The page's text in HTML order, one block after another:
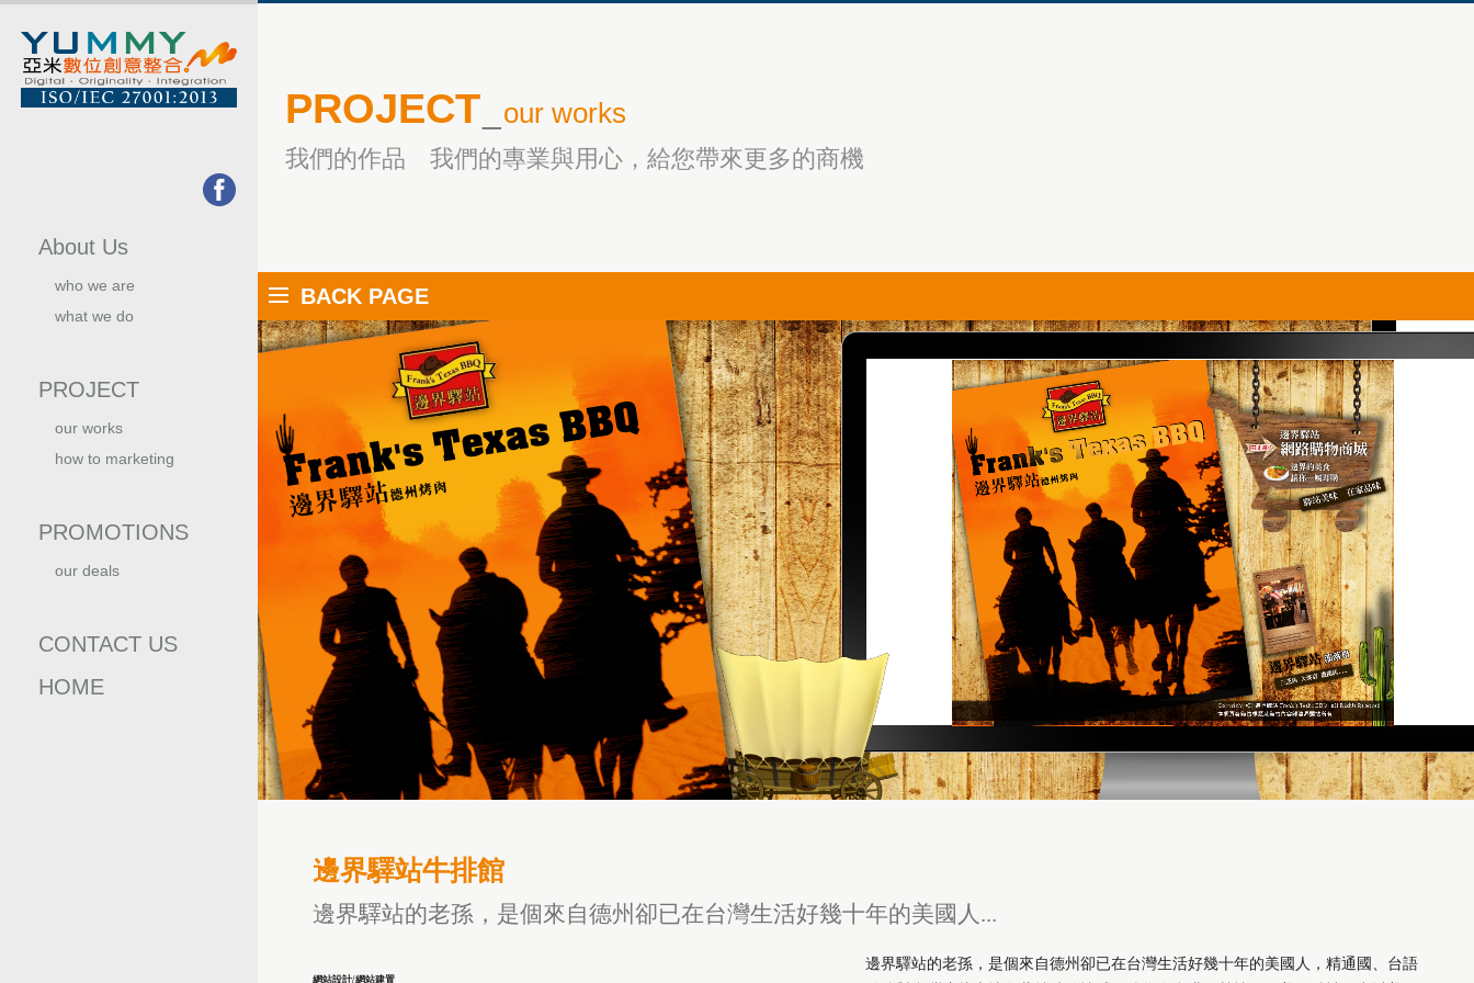
About Us
who we are
what we do
PROJECT
our works
how to marketing
PROMOTIONS
our deals
CONTACT US
HOME
PROJECT our works
我們的作品 我們的專業與用心，給您帶來更多的商機
BACK PAGE
邊界驛站牛排館
邊界驛站的老孫，是個來自德州卻已在台灣生活好幾十年的美國人...
網站設計/網站建置
邊界驛站的老孫，是個來自德州卻已在台灣生活好幾十年的美國人，精通國、台語